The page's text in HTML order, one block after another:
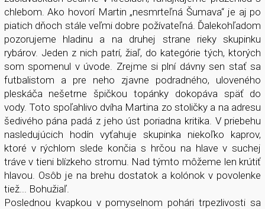
chlebom. Ako hovorí Martin „nesmrteľná Šumava“ je aj po
piatich dňoch stále veľmi dobre požívateľná. Ďalekohľadom
pozorujeme hladinu a na druhej strane rieky skupinku
rybárov. Jeden z nich patrí, žiaľ, do kategórie tých, ktorých
som spomenul v úvode. Zrejme si plní dávny sen stať sa
futbalistom a pre neho zjavne podradného, uloveného
pleskáča nešetrne špičkou topánky dokopáva späť do
vody. Toto spoľahlivo dvíha Martina zo stoličky a na adresu
šedivého pána padá z jeho úst poriadna kritika. V priebehu
nasledujúcich hodín vyťahuje skupinka niekoľko kaprov,
ktoré v ​​rýchlom slede končia s hrčou na hlave v suchej
tráve v tieni blízkeho stromu. Nad týmto môžeme len krútiť
hlavou. Osôb je na brehu dostatok a kolónok v povolenke
tiež... Bohužiaľ.
Poslednou kvapkou v pomyselnom pohári trpezlivosti sa